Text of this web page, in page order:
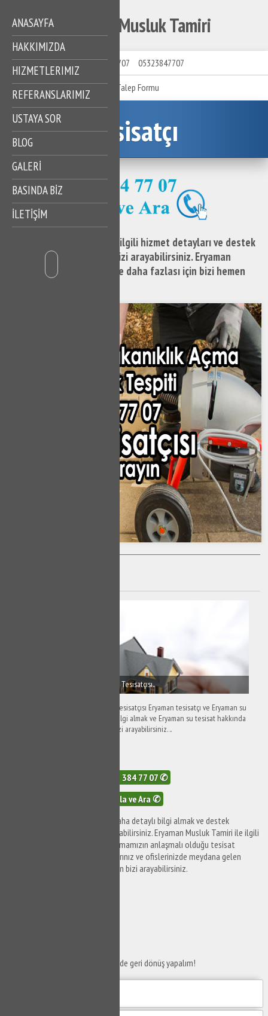
Eryaman Musluk Tamiri
ANASAYFA
HAKKIMIZDA
HIZMETLERIMIZ
REFERANSLARIMIZ
USTAYA SOR
BLOG
GALERİ
BASINDA BİZ
İLETİŞİM
05323847707 05323847707
Talep Formu
Tesisatçı
Eryaman Musluk Tamiri ile ilgili hizmet detayları ve destek
taleplerinizi iletmek için bizi arayabilirsiniz. Eryaman
Musluk Tamiri hizmetleri ve daha fazlası için bizi hemen
Eryaman Tesisatçı - Eryaman Su Tesisatçısı..
Eryaman Tesisatçı - Eryaman Su Tesisatçısı Eryaman tesisatçı ve Eryaman su
tesisatçısı hizmetleri hakkında bilgi almak ve Eryaman su tesisat hakkında
detaylara erişim sağlamak için bizi arayabilirsiniz. ..
0532 384 77 07 ✆
Tıkla ve Ara ✆
Eryaman Musluk Tamiri ile ilgili daha detaylı bilgi almak ve destek
taleplerinizi iletmek için bizi arayabilirsiniz. Eryaman Musluk Tamiri ile ilgili
destek taleplerinizi iletmek ve firmamızın anlaşmalı olduğu tesisat
firmaları tarafından yaşam alanlarınız ve ofislerinizde meydana gelen
sorunları çözüme kavuşturmak için bizi arayabilirsiniz.
Taleplerinizi bize iletin en kısa sürede geri dönüş yapalım!